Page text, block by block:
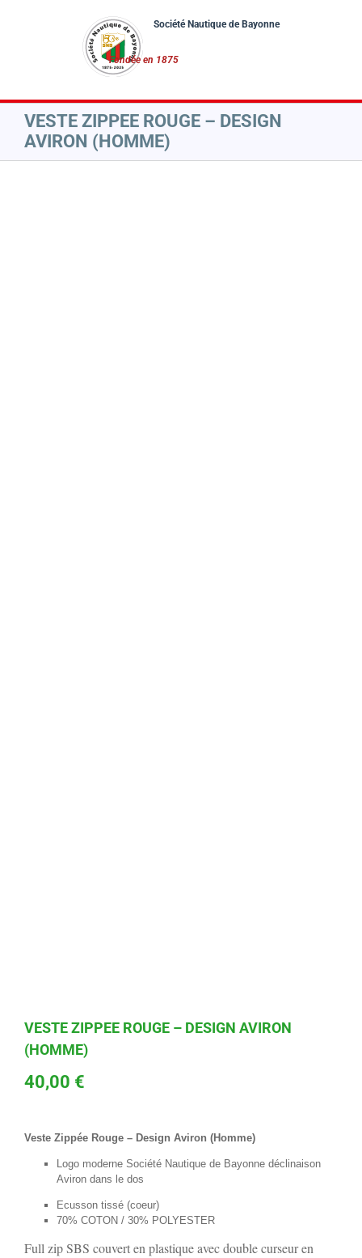
VESTE ZIPPEE ROUGE – DESIGN
AVIRON (HOMME)
VESTE ZIPPEE ROUGE – DESIGN AVIRON
(HOMME)
40,00 €
Veste Zippée Rouge – Design Aviron (Homme)
Logo moderne Société Nautique de Bayonne déclinaison
Aviron dans le dos
Ecusson tissé (coeur)
70% COTON / 30% POLYESTER
Full zip SBS couvert en plastique avec double curseur en